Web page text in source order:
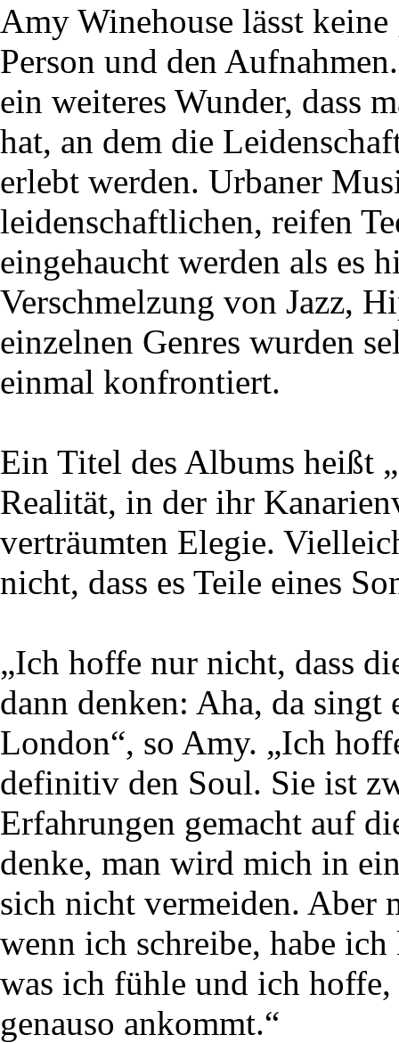
Amy Winehouse lässt
Person und den
ein weiteres Wunder, dass
hat, an dem die
erlebt werden. Urbaner
leidenschaftlichen, reifen
eingehaucht werden als es
Verschmelzung von Jazz,
einzelnen Genres wurden
einmal konfrontiert.
Ein Titel des Albums heißt
Realität, in der ihr
verträumten Elegie.
nicht, dass es Teile eines
„Ich hoffe nur nicht, dass
dann denken: Aha, da singt
London“, so Amy. „Ich
definitiv den Soul. Sie ist
Erfahrungen gemacht auf
denke, man wird mich in
sich nicht vermeiden. Aber
wenn ich schreibe, habe
was ich fühle und ich hoffe,
genauso ankommt.“